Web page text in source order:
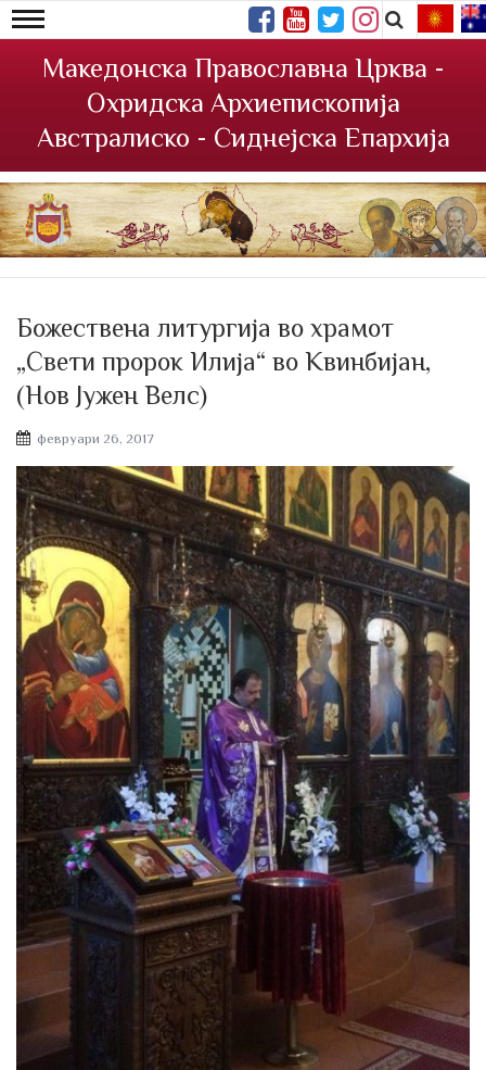
Македонска Православна Црква -
Охридска Архиепископија
Австралиско - Сиднејска Епархија
Божествена литургија во храмот
„Свети пророк Илија“ во Квинбијан,
(Нов Јужен Велс)
Posted
февруари 26, 2017